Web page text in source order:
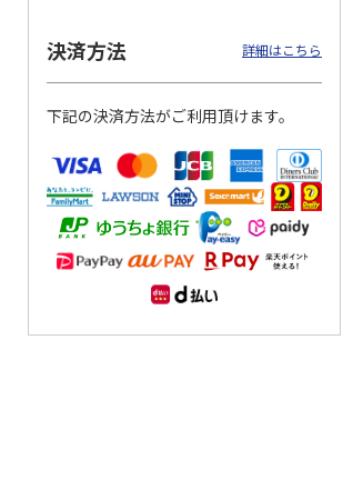
決済方法 詳細はこちら
下記の決済方法がご利用頂けます。